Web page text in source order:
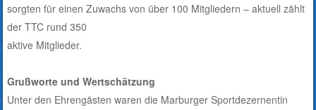
sorgten für einen Zuwachs von über 100 Mitgliedern – aktuell zählt
der TTC rund 350
aktive Mitglieder.
Grußworte und Wertschätzung
Unter den Ehrengästen waren die Marburger Sportdezernentin